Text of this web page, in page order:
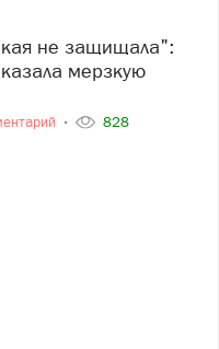
мерзкую
828